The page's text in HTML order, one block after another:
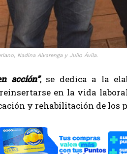
Nadina Alvarenga y Julio Ávila.
acción”, se dedica a la
en la vida
y rehabilitación de los